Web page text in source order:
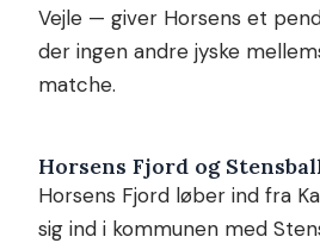
Vejle — giver Horsens et
der ingen andre jyske
matche.
Horsens Fjord og
Horsens Fjord løber ind fra
sig ind i kommunen med